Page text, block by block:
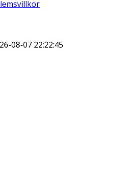
08-07 22:22:45